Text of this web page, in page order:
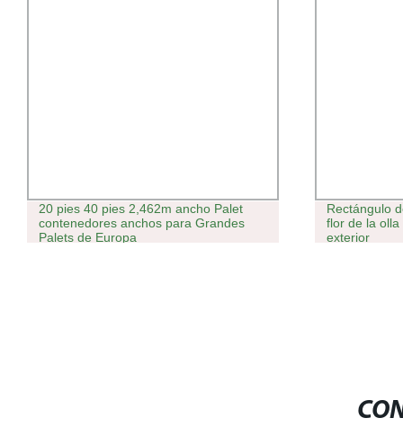
20 pies 40 pies 2,462m ancho Palet
contenedores anchos para Grandes
Palets de Europa
Rectángulo
flor de la
exterior